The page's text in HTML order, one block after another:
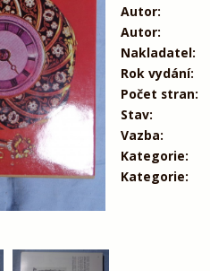
Autor:
Autor:
Nakladatel:
Rok vydání:
Počet stran:
Stav:
Vazba:
Kategorie:
Kategorie: